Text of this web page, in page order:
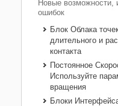
Новые возможности,
ошибок
Блок Облака
длительного и
контакта
Постоянное
Используйте
вращения
Блоки